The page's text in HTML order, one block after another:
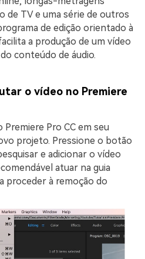
de TV e uma série de outros
de edição orientado à
a produção de um vídeo
conteúdo de áudio.
o vídeo no Premiere
Premiere Pro CC em seu
projeto. Pressione o botão
e adicionar o vídeo
atuar na guia
proceder à remoção do